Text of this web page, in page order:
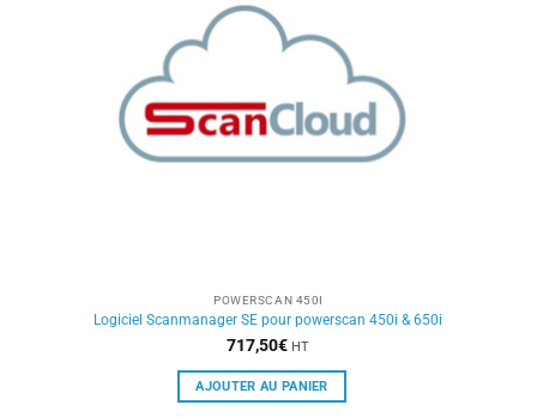
POWERSCAN 450I
Logiciel Scanmanager SE pour powerscan 450i & 650i
717,50€ HT
AJOUTER AU PANIER